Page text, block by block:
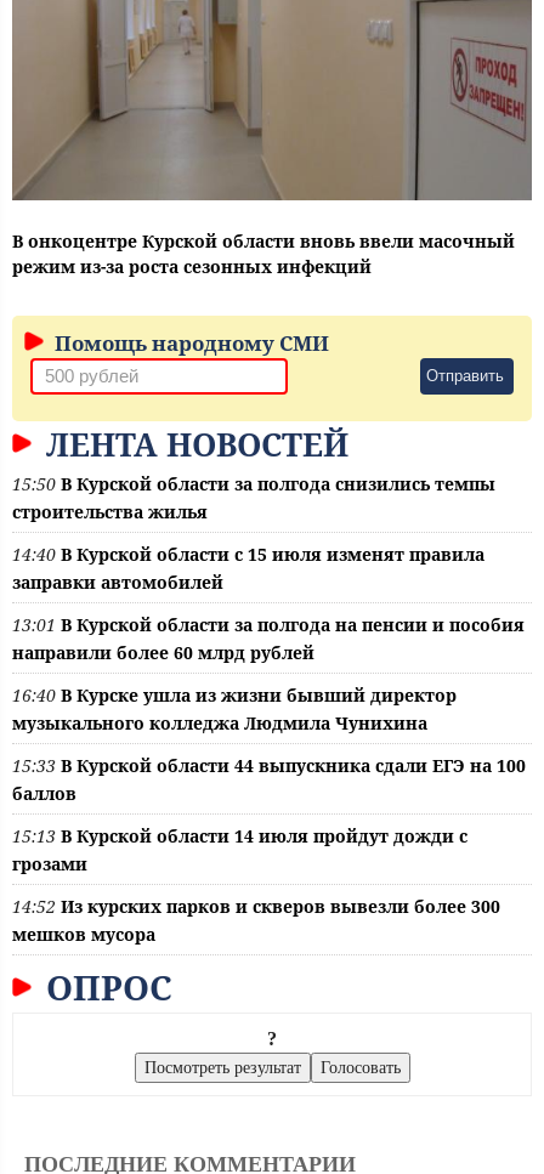
В онкоцентре Курской области вновь ввели масочный
режим из-за роста сезонных инфекций
Помощь народному СМИ
Отправить
ЛЕНТА НОВОСТЕЙ
15:50 В Курской области за полгода снизились темпы
строительства жилья
14:40 В Курской области с 15 июля изменят правила
заправки автомобилей
13:01 В Курской области за полгода на пенсии и пособия
направили более 60 млрд рублей
16:40 В Курске ушла из жизни бывший директор
музыкального колледжа Людмила Чунихина
15:33 В Курской области 44 выпускника сдали ЕГЭ на 100
баллов
15:13 В Курской области 14 июля пройдут дожди с
грозами
14:52 Из курских парков и скверов вывезли более 300
мешков мусора
ОПРОС
?
ПОСЛЕДНИЕ КОММЕНТАРИИ